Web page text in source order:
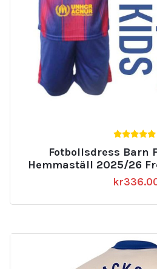
av 5
Fotbollsdress Barn
Hemmaställ 2025/26
kr